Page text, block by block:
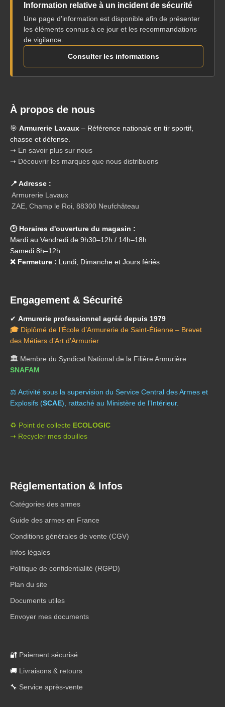
Information relative à un incident de sécurité
Une page d'information est disponible afin de présenter
les éléments connus à ce jour et les recommandations
de vigilance.
Consulter les informations
À propos de nous
🎯 Armurerie Lavaux – Référence nationale en tir sportif,
chasse et défense.
➝ En savoir plus sur nous
➝ Découvrir les marques que nous distribuons
📍 Adresse :
Armurerie Lavaux
ZAE, Champ le Roi, 88300 Neufchâteau
🕑 Horaires d'ouverture du magasin :
Mardi au Vendredi de 9h30–12h / 14h–18h
Samedi 8h–12h
❌ Fermeture : Lundi, Dimanche et Jours fériés
Engagement & Sécurité
✔ Armurerie professionnel agréé depuis 1979
🎓 Diplômé de l’École d’Armurerie de Saint-Étienne – Brevet
des Métiers d’Art d’Armurier
🏛️ Membre du Syndicat National de la Filière Armurière
SNAFAM
⚖️ Activité sous la supervision du Service Central des Armes et
Explosifs (SCAE), rattaché au Ministère de l’Intérieur.
♻️ Point de collecte ECOLOGIC
➝ Recycler mes douilles
Réglementation & Infos
Catégories des armes
Guide des armes en France
Conditions générales de vente (CGV)
Infos légales
Politique de confidentialité (RGPD)
Plan du site
Documents utiles
Envoyer mes documents
🔐 Paiement sécurisé
🚚 Livraisons & retours
🔧 Service après-vente